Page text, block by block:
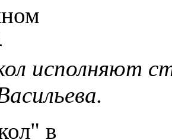
исполняют